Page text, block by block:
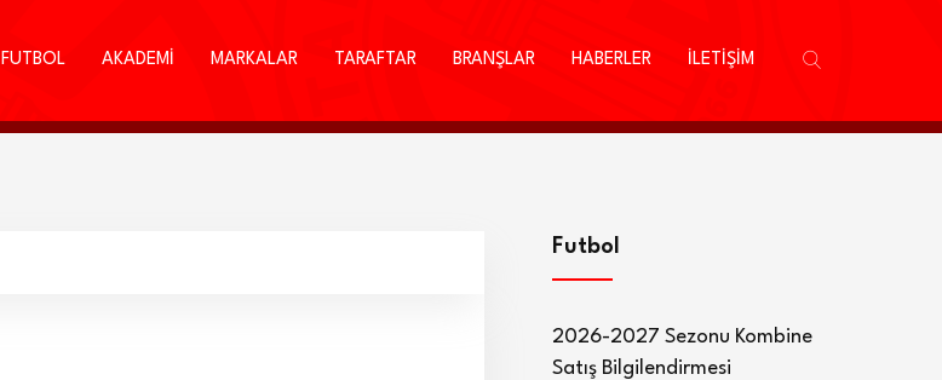
FUTBOL AKADEMİ MARKALAR TARAFTAR BRANŞLAR HABERLER İLETİŞİM
Futbol
2026-2027 Sezonu Kombine
Satış Bilgilendirmesi